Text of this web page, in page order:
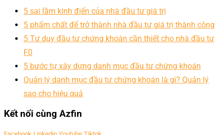
5 sai lầm kinh điển của nhà đầu tư giá trị
5 phẩm chất để trở thành nhà đầu tư giá trị thành công
5 Tư duy đầu tư chứng khoán cần thiết cho nhà đầu tư
F0
5 bước tự xây dựng danh mục đầu tư chứng khoán
Quản lý danh mục đầu tư chứng khoán là gì? Quản lý
sao cho hiệu quả
Kết nối cùng Azfin